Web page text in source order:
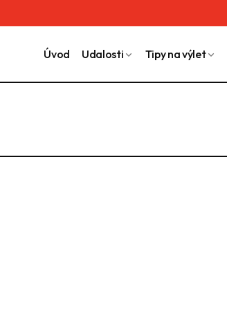
Úvod Udalosti Tipy na výlet